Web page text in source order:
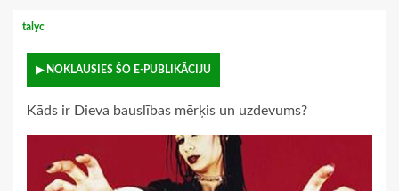
talyc
▶ NOKLAUSIES ŠO E-PUBLIKĀCIJU
Kāds ir Dieva bauslības mērķis un uzdevums?